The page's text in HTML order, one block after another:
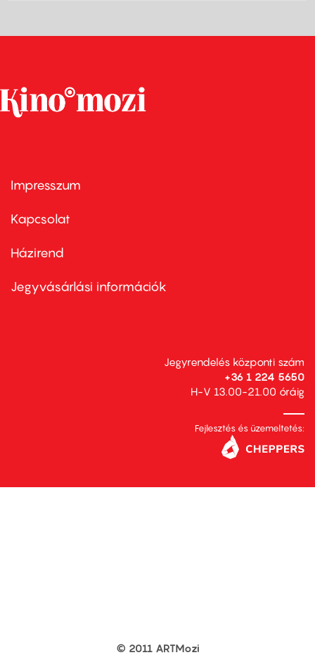
Footer
first
Impresszum
Kapcsolat
Footer
second
Házirend
Jegyvásárlási információk
Jegyrendelés központi szám
+36 1 224 5650
H-V 13.00-21.00 óráig
Fejlesztés és üzemeltetés:
© 2011 ARTMozi